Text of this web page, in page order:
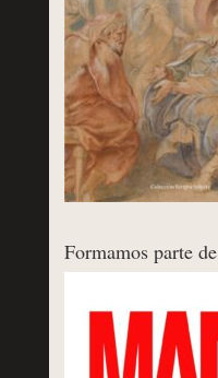
Formamos parte de